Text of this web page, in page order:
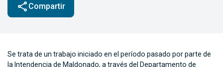
share Compartir
Se trata de un trabajo iniciado en el período pasado por parte de
la Intendencia de Maldonado, a través del Departamento de